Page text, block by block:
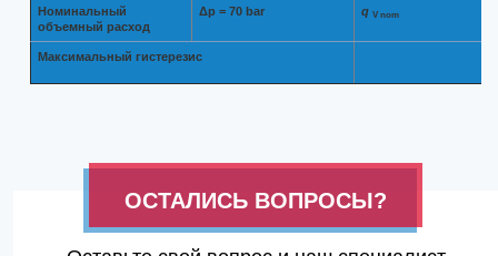
Номинальный
объемный расход
Δp = 70 bar q V nom
Максимальный гистерезис
ОСТАЛИСЬ ВОПРОСЫ?